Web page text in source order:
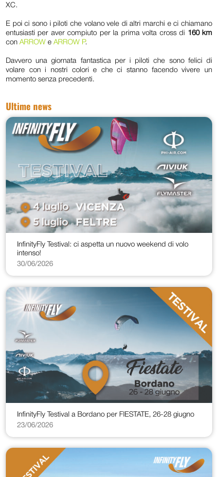
XC.
E poi ci sono i piloti che volano vele di altri marchi e ci chiamano
entusiasti per aver compiuto per la prima volta cross di 160 km
con ARROW e ARROW P.
Davvero una giornata fantastica per i piloti che sono felici di
volare con i nostri colori e che ci stanno facendo vivere un
momento senza precedenti.
Ultime news
InfinityFly Testival: ci aspetta un nuovo weekend di volo
intenso!
30/06/2026
InfinityFly Testival a Bordano per FIESTATE, 26-28 giugno
23/06/2026